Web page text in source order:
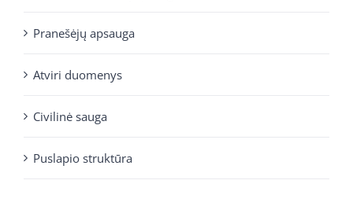
Pranešėjų apsauga
Atviri duomenys
Civilinė sauga
Puslapio struktūra